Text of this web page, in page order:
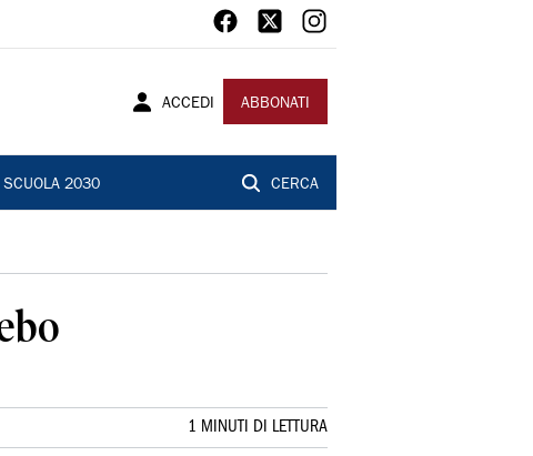
ACCEDI ABBONATI
SCUOLA 2030 CERCA
1 MINUTI DI LETTURA